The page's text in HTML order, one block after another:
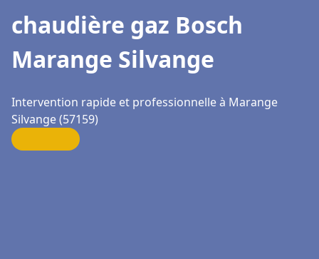
chaudière gaz Bosch
Marange Silvange
Intervention rapide et professionnelle à Marange
Silvange (57159)